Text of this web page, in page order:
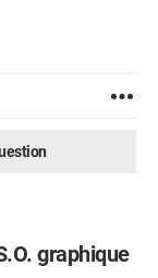
graphique